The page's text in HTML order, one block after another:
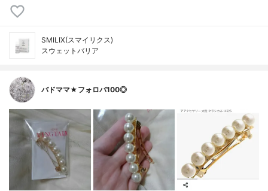
SMILIX(スマイリクス)
スウェットバリア
バドママ★フォロバ100◎